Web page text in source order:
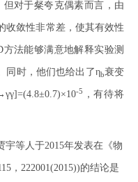
但对于粲夸克偶素而言，由
收敛性非常差，使其有效性
法能够满意地解释实验测
同时，他们也给出了ηb衰变
-5 ，有待将
等人于2015年发表在《物
，222001(2015))的结论是